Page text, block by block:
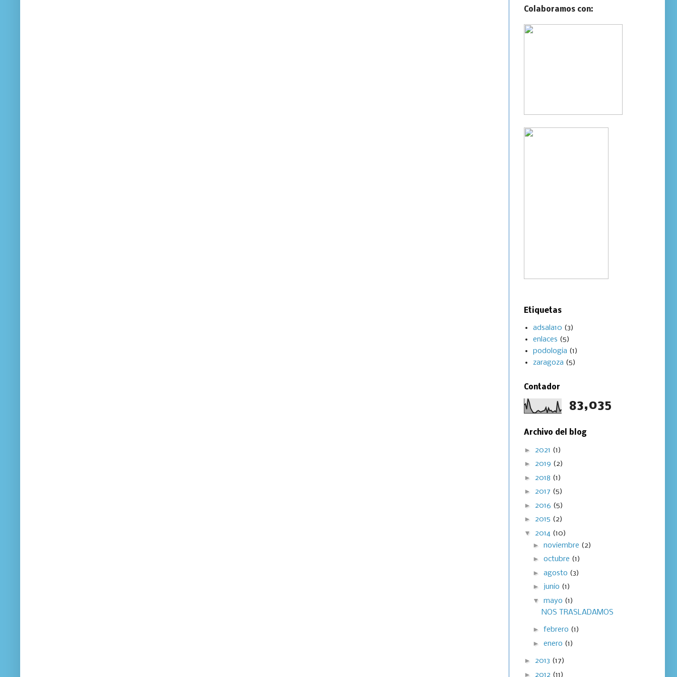
Colaboramos con:
Etiquetas
adsala10 (3)
enlaces (5)
podologia (1)
zaragoza (5)
Contador
83,035
Archivo del blog
► 2021 (1)
► 2019 (2)
► 2018 (1)
► 2017 (5)
► 2016 (5)
► 2015 (2)
▼ 2014 (10)
► noviembre (2)
► octubre (1)
► agosto (3)
► junio (1)
▼ mayo (1)
NOS TRASLADAMOS
► febrero (1)
► enero (1)
► 2013 (17)
► 2012 (11)